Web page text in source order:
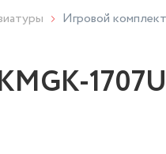
Игровой